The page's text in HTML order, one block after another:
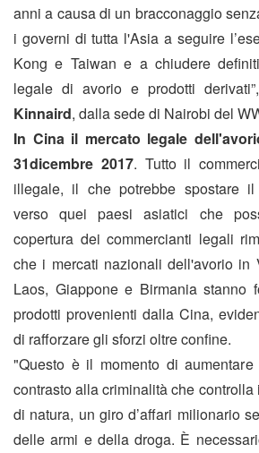
anni a causa di un bracconaggio
i governi di tutta l'Asia a seguire
Kong e Taiwan e a chiudere
legale di avorio e prodotti
Kinnaird, dalla sede di Nairobi del
In Cina il mercato legale
31dicembre 2017. Tutto il
illegale, il che potrebbe spostare
verso quei paesi asiatici che
copertura dei commercianti legali
che i mercati nazionali dell'avorio in
Laos, Giappone e Birmania stanno
prodotti provenienti dalla Cina,
di rafforzare gli sforzi oltre confine.
"Questo è il momento di
contrasto alla criminalità che
di natura, un giro d’affari milionario
delle armi e della droga. È